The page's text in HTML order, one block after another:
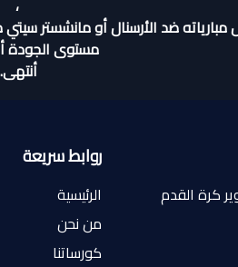
،
مبارياته ضد الأرسنال أو مانشستر
مستوى الجودة
أنتهى.
كرة القدم
روابط سريعة
الرئيسية
من نحن
كورساتنا